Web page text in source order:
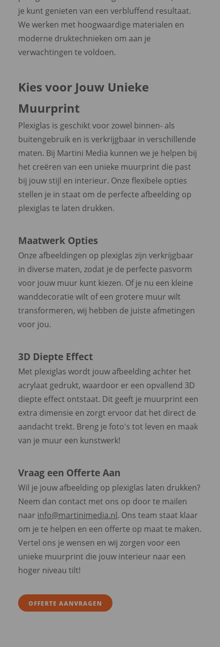
je kunt genieten van een verbluffend resultaat.
We werken met hoogwaardige materialen en
moderne druktechnieken om aan je
verwachtingen te voldoen.
Kies voor Jouw Unieke
Muurprint
Plexiglas is geschikt voor zowel binnen- als
buitengebruik en is verkrijgbaar in verschillende
maten. Bij Martini Media kunnen we je helpen bij
het creëren van een unieke muurprint die past
bij jouw stijl en interieur. Onze flexibele opties
stellen je in staat om de perfecte afbeelding op
plexiglas te laten drukken.
Maatwerk Opties
Onze afbeeldingen op plexiglas zijn verkrijgbaar
in diverse maten, zodat je de perfecte pasvorm
voor jouw muur kunt kiezen. Of je nu een kleine
wanddecoratie wilt of een grotere muur wilt
transformeren, wij hebben de juiste afmetingen
voor jou.
3D Diepte Effect
Met plexiglas wordt jouw afbeelding achter het
acrylaat gedrukt, waardoor er een opvallend 3D
diepte effect ontstaat. Dit geeft je muurprint een
extra dimensie en zorgt ervoor dat het direct de
aandacht trekt. Breng je foto's tot leven en maak
van je muur een kunstwerk!
Vraag een Offerte Aan
Wil je jouw afbeelding op plexiglas laten drukken?
Neem dan contact met ons op door te mailen
naar info@martinimedia.nl. Ons team staat klaar
om je te helpen en een offerte op maat te maken.
Vertel ons je wensen en wij zorgen voor een
unieke muurprint die jouw interieur naar een
hoger niveau tilt!
OFFERTE AANVRAGEN